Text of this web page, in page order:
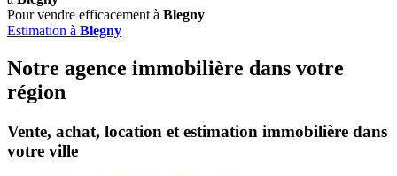
Pour vendre efficacement à Blegny
Estimation à Blegny
Notre agence immobilière dans votre
région
Vente, achat, location et estimation immobilière dans
votre ville